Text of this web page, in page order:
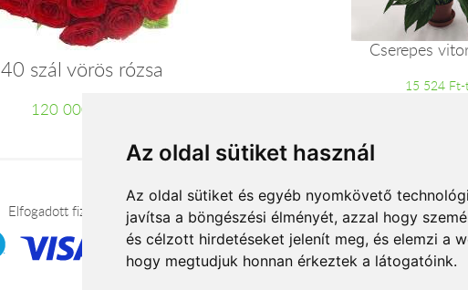
Az oldal sütiket használ
Az oldal sütiket és egyéb nyomkövető
javítsa a böngészési élményét, azzal hogy
és célzott hirdetéseket jelenít meg, és elemzi a
hogy megtudjuk honnan érkeztek a látogatóink.
40 szál vörös rózsa
120 000 Ft-tól
Cserepes
15 524
Elfogadott fizetési módok